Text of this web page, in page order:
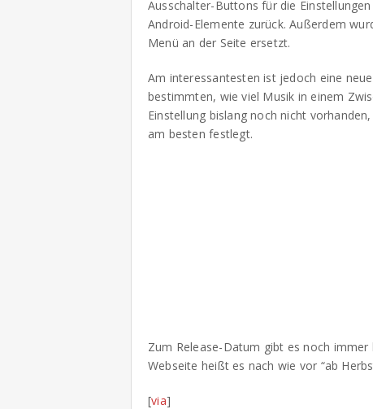
Ausschalter-Buttons für die
Android-Elemente zurück. Außerdem
Menü an der Seite ersetzt.
Am interessantesten ist jedoch eine
bestimmten, wie viel Musik in einem
Einstellung bislang noch nicht
am besten festlegt.
Zum Release-Datum gibt es noch
Webseite heißt es nach wie vor “ab
[via]